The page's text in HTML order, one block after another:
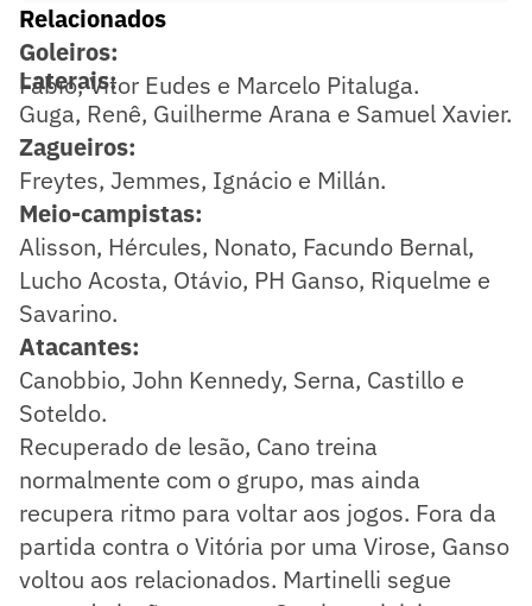
Relacionados
Goleiros:
Fábio, Vitor Eudes e Marcelo Pitaluga.
Laterais:
Guga, Renê, Guilherme Arana e Samuel Xavier.
Zagueiros:
Freytes, Jemmes, Ignácio e Millán.
Meio-campistas:
Alisson, Hércules, Nonato, Facundo Bernal,
Lucho Acosta, Otávio, PH Ganso, Riquelme e
Savarino.
Atacantes:
Canobbio, John Kennedy, Serna, Castillo e
Soteldo.
Recuperado de lesão, Cano treina
normalmente com o grupo, mas ainda
recupera ritmo para voltar aos jogos. Fora da
partida contra o Vitória por uma Virose, Ganso
voltou aos relacionados. Martinelli segue